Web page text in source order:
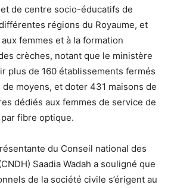
de centre socio-éducatifs de
régions du Royaume, et
femmes et à la formation
crèches, notant que le ministère
plus de 160 établissements fermés
de moyens, et doter 431 maisons de
dédiés aux femmes de service de
fibre optique.
du Conseil national des
Saadia Wadah a souligné que
de la société civile s’érigent au